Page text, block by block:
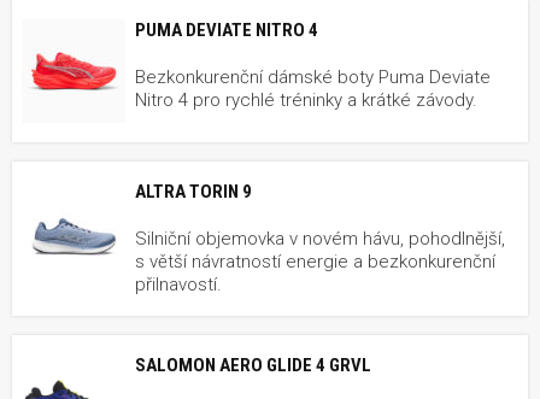
PUMA DEVIATE NITRO 4
Bezkonkurenční dámské boty Puma Deviate
Nitro 4 pro rychlé tréninky a krátké závody.
ALTRA TORIN 9
Silniční objemovka v novém hávu, pohodlnější,
s větší návratností energie a bezkonkurenční
přilnavostí.
SALOMON AERO GLIDE 4 GRVL